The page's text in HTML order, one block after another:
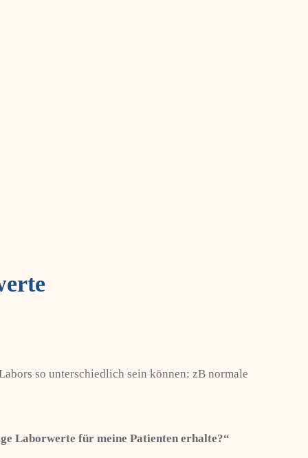
so unterschiedlich sein können: zB normale
Laborwerte für meine Patienten erhalte?“